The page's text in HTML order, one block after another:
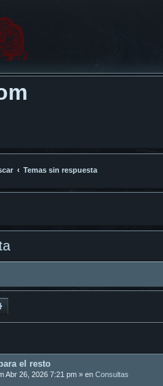
Temas sin respuesta
el resto
Abr 26, 2026 7:21 pm » en Consultas